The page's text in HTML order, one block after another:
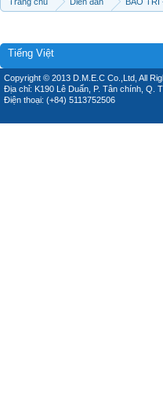
Tiếng Việt
Copyright © 2013 D.M.E.C Co.,Ltd, All
Địa chỉ: K190 Lê Duẩn, P. Tân chính, Q.
Điện thoại: (+84) 5113752506